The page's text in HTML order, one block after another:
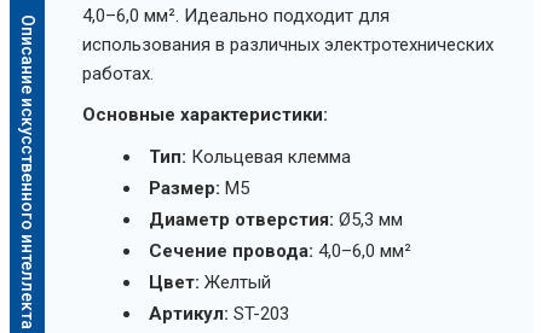
Описание искусственного интеллекта
4,0–6,0 мм². Идеально подходит для
использования в различных электротехнических
работах.
Основные характеристики:
Тип: Кольцевая клемма
Размер: M5
Диаметр отверстия: Ø5,3 мм
Сечение провода: 4,0–6,0 мм²
Цвет: Желтый
Артикул: ST-203